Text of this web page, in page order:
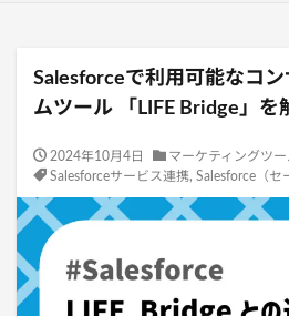
Salesforceで利用可能なコ
ムツール 「LIFE Bridge」を
2024年10月4日
マーケティングツー
Salesforceサービス連携, Salesforce（セ